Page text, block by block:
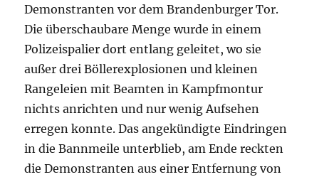
Demonstranten vor dem Brandenburger Tor.
Die überschaubare Menge wurde in einem
Polizeispalier dort entlang geleitet, wo sie
außer drei Böllerexplosionen und kleinen
Rangeleien mit Beamten in Kampfmontur
nichts anrichten und nur wenig Aufsehen
erregen konnte. Das angekündigte Eindringen
in die Bannmeile unterblieb, am Ende reckten
die Demonstranten aus einer Entfernung von